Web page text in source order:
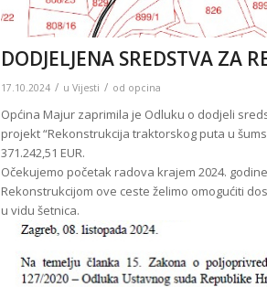
DODJELJENA SREDSTVA ZA
17.10.2024 / u Vijesti / od opcina
Općina Majur zaprimila je Odluku o dodjeli
projekt “Rekonstrukcija traktorskog puta u
371.242,51 EUR.
Očekujemo početak radova krajem 2024.
Rekonstrukcijom ove ceste želimo omogućiti
u vidu šetnica.